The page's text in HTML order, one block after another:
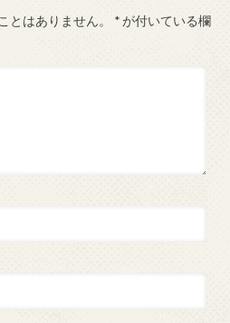
とはありません。 *が付いている欄